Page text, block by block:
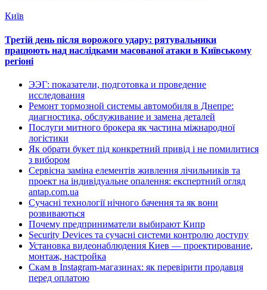
Київ
Третій день після ворожого удару: рятувальники
працюють над наслідками масованої атаки в Київському
регіоні
ЭЭГ: показатели, подготовка и проведение
исследования
Ремонт тормозной системы автомобиля в Днепре:
диагностика, обслуживание и замена деталей
Послуги митного брокера як частина міжнародної
логістики
Як обрати букет під конкретний привід і не помилитися
з вибором
Сервісна заміна елементів живлення лічильників та
проект на індивідуальне опалення: експертний огляд
antap.com.ua
Сучасні технології нічного бачення та як вони
розвиваються
Почему предприниматели выбирают Кипр
Security Devices та сучасні системи контролю доступу
Установка видеонаблюдения Киев — проектирование,
монтаж, настройка
Скам в Instagram-магазинах: як перевірити продавця
перед оплатою